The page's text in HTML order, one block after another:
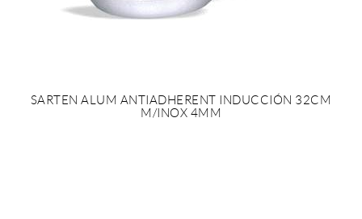
SARTEN ALUM ANTIADHERENT INDUCCIÓN 32CM
M/INOX 4MM